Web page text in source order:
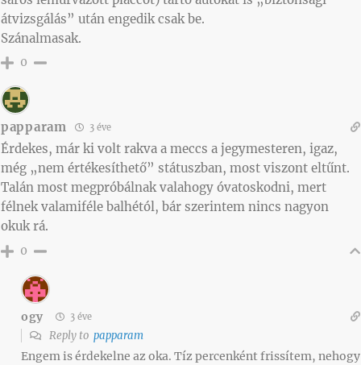
átvizsgálás” után engedik csak be.
Szánalmasak.
0
papparam 3 éve
Érdekes, már ki volt rakva a meccs a jegymesteren, igaz,
még „nem értékesíthető” státuszban, most viszont eltűnt.
Talán most megpróbálnak valahogy óvatoskodni, mert
félnek valamiféle balhétól, bár szerintem nincs nagyon
okuk rá.
0
ogy 3 éve
Reply to papparam
Engem is érdekelne az oka. Tíz percenként frissítem, nehogy